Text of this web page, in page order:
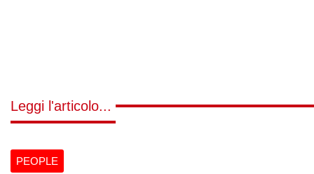
Leggi l'articolo...
PEOPLE